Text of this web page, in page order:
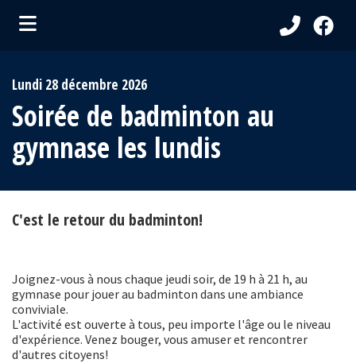
(Visiteurs )
(Loisirs et culture )
Lundi 28 décembre 2026
Soirée de badminton au
gymnase les lundis
C'est le retour du badminton!
Joignez-vous à nous chaque jeudi soir, de 19 h à 21 h, au
gymnase pour jouer au badminton dans une ambiance
conviviale.
L'activité est ouverte à tous, peu importe l'âge ou le niveau
d'expérience. Venez bouger, vous amuser et rencontrer
d'autres citoyens!